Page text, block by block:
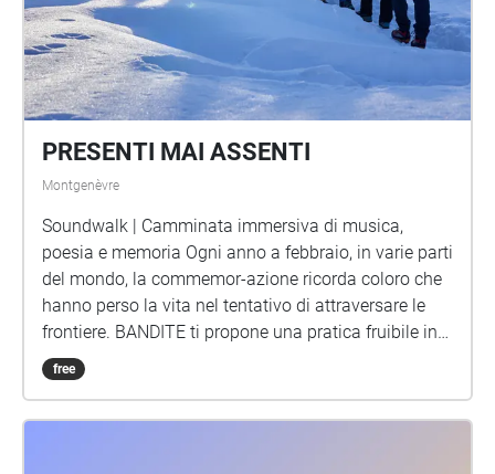
PRESENTI MAI ASSENTI
Montgenèvre
Soundwalk | Camminata immersiva di musica,
poesia e memoria Ogni anno a febbraio, in varie parti
del mondo, la commemor-azione ricorda coloro che
hanno perso la vita nel tentativo di attraversare le
frontiere. BANDITE ti propone una pratica fruibile in
qualsiasi momento, anche collettivamente, il cui
invito è quello di mettersi in una dimensione di
free